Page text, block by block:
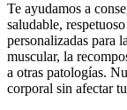
Te ayudamos a
saludable,
personalizadas para
muscular, la
a otras patologías.
corporal sin afectar